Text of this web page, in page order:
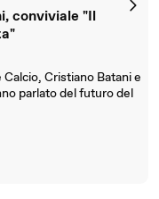
conviviale "Il
Cristiano Batani e
parlato del futuro del